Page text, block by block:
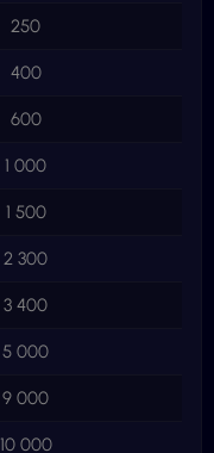
250
400
600
1 000
1 500
2 300
3 400
5 000
9 000
10 000